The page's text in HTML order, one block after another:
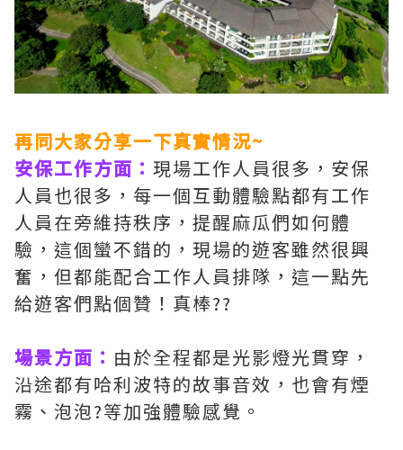
再同大家分享一下真實情況~
安保工作方面： 現場工作人員很多，安保
人員也很多，每一個互動體驗點都有工作
人員在旁維持秩序，提醒麻瓜們如何體
驗，這個蠻不錯的，現場的遊客雖然很興
奮，但都能配合工作人員排隊，這一點先
給遊客們點個贊！真棒??
場景方面： 由於全程都是光影燈光貫穿，
沿途都有哈利波特的故事音效，也會有煙
霧、泡泡?等加強體驗感覺。